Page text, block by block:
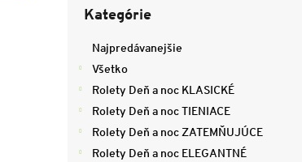
kategórie
Kategórie
Najpredávanejšie
Všetko
Rolety Deň a noc KLASICKÉ
Rolety Deň a noc TIENIACE
Rolety Deň a noc ZATEMŇUJÚCE
Rolety Deň a noc ELEGANTNÉ